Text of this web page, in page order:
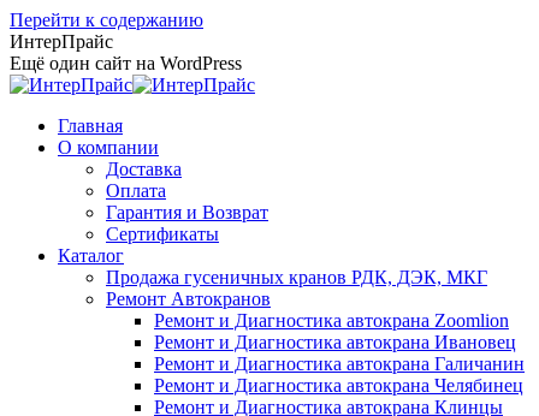
Перейти к содержанию
ИнтерПрайс
Ещё один сайт на WordPress
Главная
О компании
Доставка
Оплата
Гарантия и Возврат
Сертификаты
Каталог
Продажа гусеничных кранов РДК, ДЭК, МКГ
Ремонт Автокранов
Ремонт и Диагностика автокрана Zoomlion
Ремонт и Диагностика автокрана Ивановец
Ремонт и Диагностика автокрана Галичанин
Ремонт и Диагностика автокрана Челябинец
Ремонт и Диагностика автокрана Клинцы